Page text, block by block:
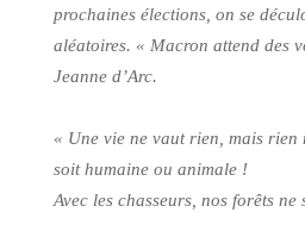
prochaines élections, on se
aléatoires. « Macron attend des
Jeanne d’Arc.
« Une vie ne vaut rien, mais rien
soit humaine ou animale !
Avec les chasseurs, nos forêts